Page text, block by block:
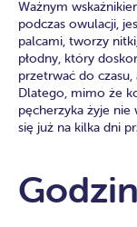
Ważnym
podczas owulacji,
palcami, tworzy
płodny, który
przetrwać do
Dlatego, mimo że
pęcherzyka żyje nie
się już na kilka dni